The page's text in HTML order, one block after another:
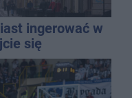
ingerować w
się